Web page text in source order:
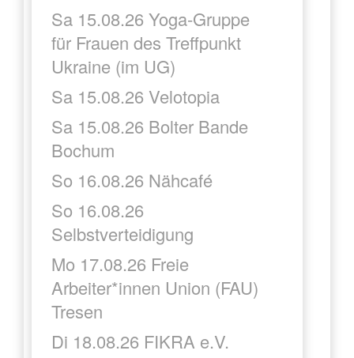
Sa 15.08.26 Yoga-Gruppe
für Frauen des Treffpunkt
Ukraine (im UG)
Sa 15.08.26 Velotopia
Sa 15.08.26 Bolter Bande
Bochum
So 16.08.26 Nähcafé
So 16.08.26
Selbstverteidigung
Mo 17.08.26 Freie
Arbeiter*innen Union (FAU)
Tresen
Di 18.08.26 FIKRA e.V.